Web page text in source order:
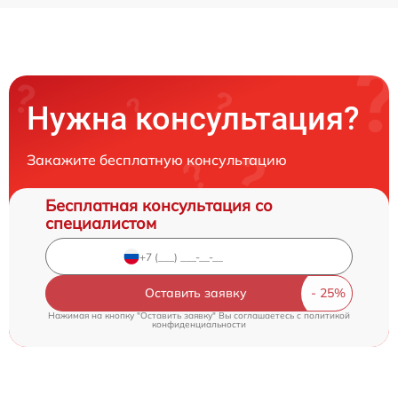
Нужна консультация?
Закажите бесплатную консультацию
Бесплатная консультация со
специалистом
Оставить заявку
Нажимая на кнопку "Оставить заявку" Вы соглашаетесь c политикой
конфиденциальности